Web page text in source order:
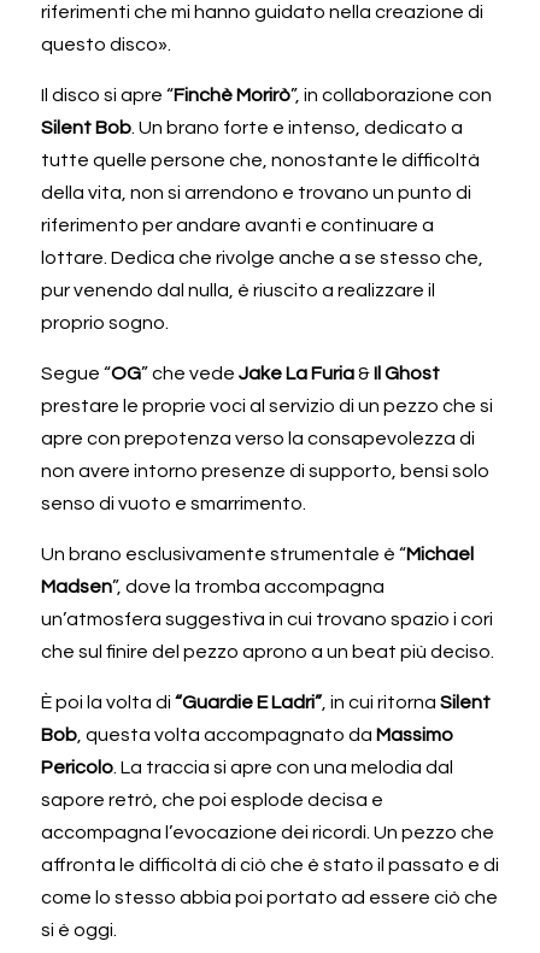
riferimenti che mi hanno guidato nella creazione di
questo disco».
Il disco si apre “Finchè Morirò
Silent Bob . Un brano forte e intenso, dedicato a
tutte quelle persone che, nonostante le difficoltà
della vita, non si arrendono e trovano un punto di
riferimento per andare avanti e continuare a
lottare. Dedica che rivolge anche a se stesso che,
pur venendo dal nulla, è riuscito a realizzare il
proprio sogno.
Segue “OG” che vede Jake La Furia & Il Ghost
prestare le proprie voci al servizio di un pezzo che si
apre con prepotenza verso la consapevolezza di
non avere intorno presenze di supporto, bensì solo
senso di vuoto e smarrimento.
Un brano esclusivamente strumentale è “Michael
Madsen”, dove la tromba accompagna
un’atmosfera suggestiva in cui trovano spazio i cori
che sul finire del pezzo aprono a un beat più deciso.
È poi la volta di “Guardie E Ladri” , in cui ritorna Silent
Bob , questa volta accompagnato da Massimo
Pericolo . La traccia si apre con una melodia dal
sapore retrò, che poi esplode decisa e
accompagna l’evocazione dei ricordi. Un pezzo che
affronta le difficoltà di ciò che è stato il passato e di
come lo stesso abbia poi portato ad essere ciò che
si è oggi.